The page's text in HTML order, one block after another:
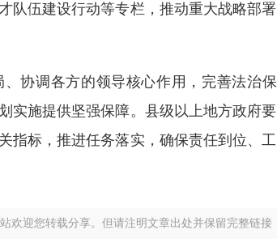
队伍建设行动等专栏，推动重大战略部署
、协调各方的领导核心作用，完善法治保
实施提供坚强保障。县级以上地方政府要
指标，推进任务落实，确保责任到位、工
欢迎您转载分享。但请注明文章出处并保留完整链接